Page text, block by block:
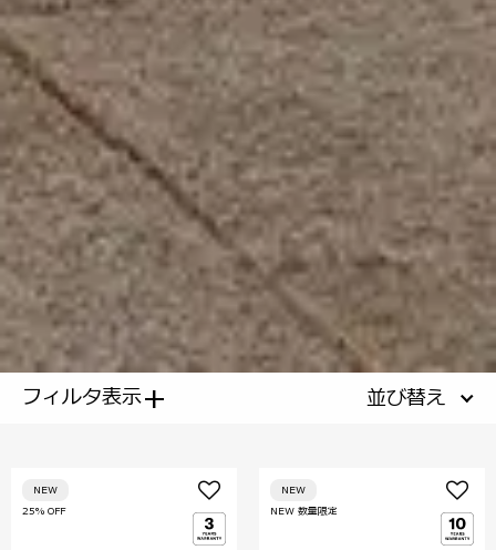
フィルタ表示+ 並び替え
25% OFF
NEW
NEW 数量限定
NEW